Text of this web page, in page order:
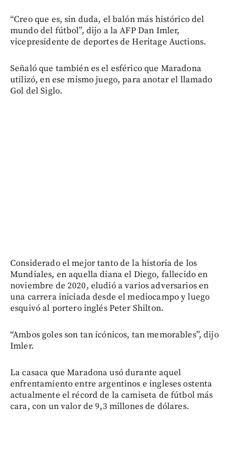
“Creo que es, sin duda, el balón más histórico del
mundo del fútbol”, dijo a la AFP Dan Imler,
vicepresidente de deportes de Heritage Auctions.
Señaló que también es el esférico que Maradona
utilizó, en ese mismo juego, para anotar el llamado
Gol del Siglo.
Considerado el mejor tanto de la historia de los
Mundiales, en aquella diana el Diego, fallecido en
noviembre de 2020, eludió a varios adversarios en
una carrera iniciada desde el mediocampo y luego
esquivó al portero inglés Peter Shilton.
“Ambos goles son tan icónicos, tan memorables”, dijo
Imler.
La casaca que Maradona usó durante aquel
enfrentamiento entre argentinos e ingleses ostenta
actualmente el récord de la camiseta de fútbol más
cara, con un valor de 9,3 millones de dólares.